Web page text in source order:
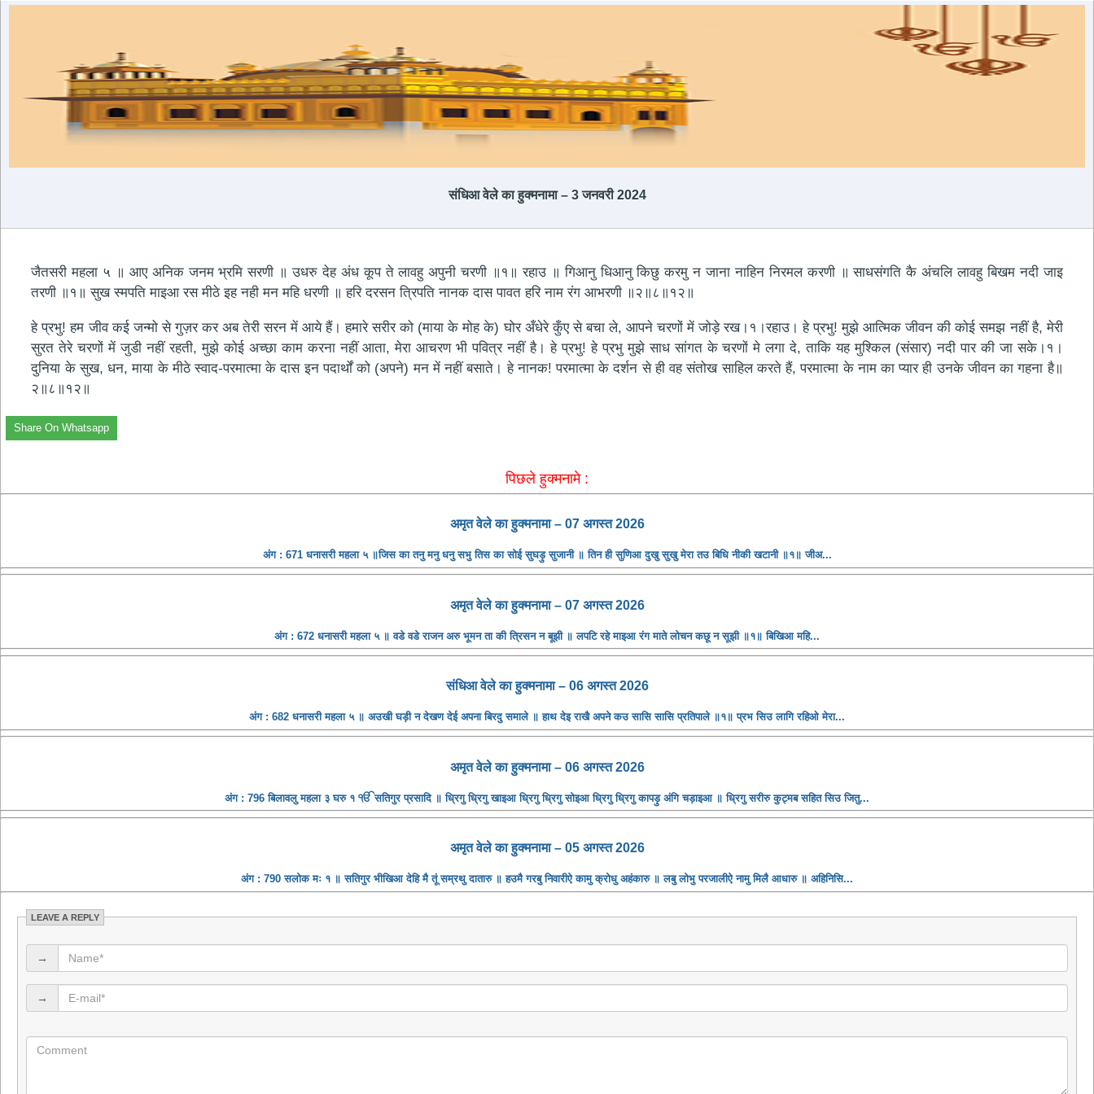
संधिआ वेले का हुक्मनामा – 3 जनवरी 2024
जैतसरी महला ५ ॥ आए अनिक जनम भ्रमि सरणी ॥ उधरु देह अंध कूप ते लावहु अपुनी चरणी ॥१॥ रहाउ ॥ गिआनु धिआनु किछु करमु न जाना नाहिन निरमल करणी ॥ साधसंगति कै अंचलि लावहु बिखम नदी जाइ
तरणी ॥१॥ सुख स्मपति माइआ रस मीठे इह नही मन महि धरणी ॥ हरि दरसन त्रिपति नानक दास पावत हरि नाम रंग आभरणी ॥२॥८॥१२॥
हे प्रभु! हम जीव कई जन्मो से गुज़र कर अब तेरी सरन में आये हैं। हमारे सरीर को (माया के मोह के) घोर अँधेरे कुँए से बचा ले, आपने चरणों में जोड़े रख।१।रहाउ। हे प्रभु! मुझे आत्मिक जीवन की कोई समझ नहीं है, मेरी
सुरत तेरे चरणों में जुडी नहीं रहती, मुझे कोई अच्छा काम करना नहीं आता, मेरा आचरण भी पवित्र नहीं है। हे प्रभु! हे प्रभु मुझे साध सांगत के चरणों मे लगा दे, ताकि यह मुश्किल (संसार) नदी पार की जा सके।१।
दुनिया के सुख, धन, माया के मीठे स्वाद-परमात्मा के दास इन पदार्थों को (अपने) मन में नहीं बसाते। हे नानक! परमात्मा के दर्शन से ही वह संतोख साहिल करते हैं, परमात्मा के नाम का प्यार ही उनके जीवन का गहना है॥
२॥८॥१२॥
Share On Whatsapp
पिछले हुक्मनामे :
अमृत ​​वेले का हुक्मनामा – 07 अगस्त 2026
अंग : 671 धनासरी महला ५ ॥जिस का तनु मनु धनु सभु तिस का सोई सुघड़ु सुजानी ॥ तिन ही सुणिआ दुखु सुखु मेरा तउ बिधि नीकी खटानी ॥१॥ जीअ...
अमृत ​​वेले का हुक्मनामा – 07 अगस्त 2026
अंग : 672 धनासरी महला ५ ॥ वडे वडे राजन अरु भूमन ता की त्रिसन न बूझी ॥ लपटि रहे माइआ रंग माते लोचन कछू न सूझी ॥१॥ बिखिआ महि...
संधिआ ​​वेले का हुक्मनामा – 06 अगस्त 2026
अंग : 682 धनासरी महला ५ ॥ अउखी घड़ी न देखण देई अपना बिरदु समाले ॥ हाथ देइ राखै अपने कउ सासि सासि प्रतिपाले ॥१॥ प्रभ सिउ लागि रहिओ मेरा...
अमृत ​​वेले का हुक्मनामा – 06 अगस्त 2026
अंग : 796 बिलावलु महला ३ घरु १ ੴ सतिगुर प्रसादि ॥ ध्रिगु ध्रिगु खाइआ ध्रिगु ध्रिगु सोइआ ध्रिगु ध्रिगु कापड़ु अंगि चड़ाइआ ॥ ध्रिगु सरीरु कुट्मब सहित सिउ जितु...
अमृत ​​वेले का हुक्मनामा – 05 अगस्त 2026
अंग : 790 सलोक मः १ ॥ सतिगुर भीखिआ देहि मै तूं सम्रथु दातारु ॥ हउमै गरबु निवारीऐ कामु क्रोधु अहंकारु ॥ लबु लोभु परजालीऐ नामु मिलै आधारु ॥ अहिनिसि...
LEAVE A REPLY
→
→